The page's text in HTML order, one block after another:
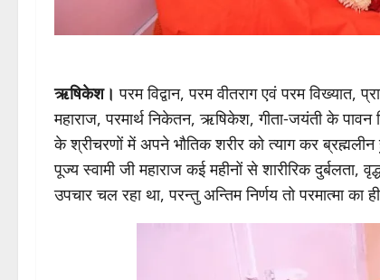
ऋषिकेश। परम विद्वान, परम वीतराग एवं परम विख्यात,
महाराज, परमार्थ निकेतन, ऋषिकेश, गीता‑जयंती के पावन
के श्रीचरणों में अपने भौतिक शरीर को त्याग कर ब्रह्मलीन
पूज्य स्वामी जी महाराज कई महीनों से शारीरिक
उपचार चल रहा था, परन्तु अन्तिम निर्णय तो परमात्मा